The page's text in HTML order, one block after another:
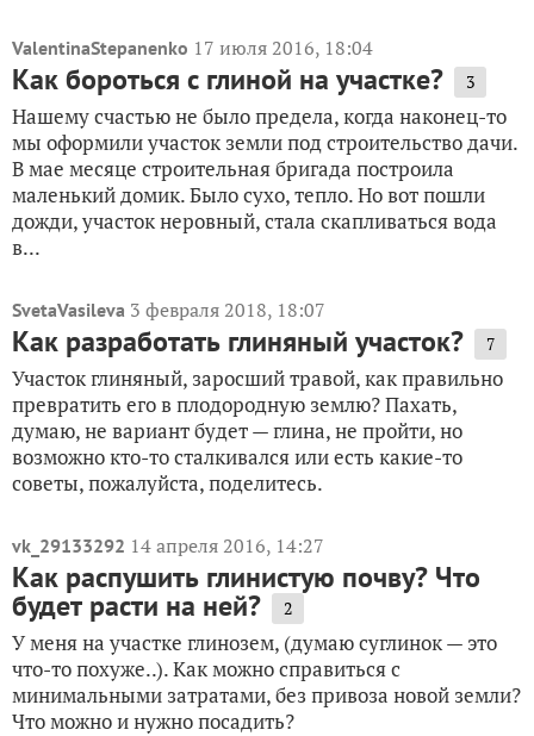
ValentinaStepanenko 17 июля 2016, 18:04
Как бороться с глиной на участке? 3
Нашему счастью не было предела, когда наконец-то
мы оформили участок земли под строительство дачи.
В мае месяце строительная бригада построила
маленький домик. Было сухо, тепло. Но вот пошли
дожди, участок неровный, стала скапливаться вода
в...
SvetaVasileva 3 февраля 2018, 18:07
Как разработать глиняный участок? 7
Участок глиняный, заросший травой, как правильно
превратить его в плодородную землю? Пахать,
думаю, не вариант будет — глина, не пройти, но
возможно кто-то сталкивался или есть какие-то
советы, пожалуйста, поделитесь.
vk_29133292 14 апреля 2016, 14:27
Как распушить глинистую почву? Что
будет расти на ней? 2
У меня на участке глинозем, (думаю суглинок — это
что-то похуже..). Как можно справиться с
минимальными затратами, без привоза новой земли?
Что можно и нужно посадить?